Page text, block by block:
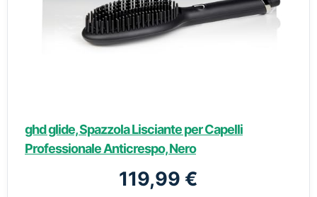
ghd glide, Spazzola Lisciante per Capelli
Professionale Anticrespo, Nero
119,99 €